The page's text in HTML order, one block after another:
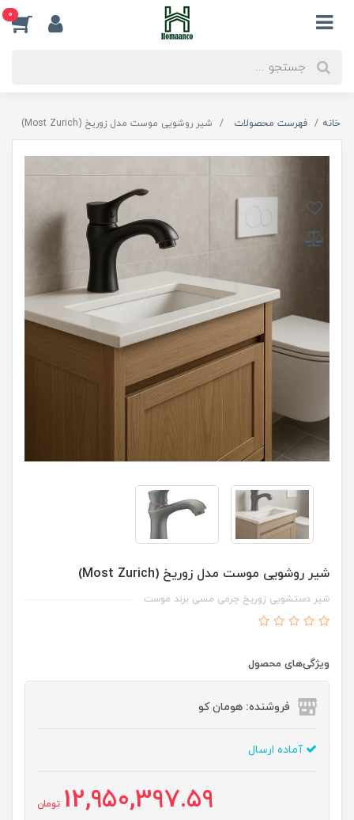
0
خانه فهرست محصولات شیر روشویی موست مدل زوریخ (Most Zurich)
شیر روشویی موست مدل زوریخ (Most Zurich)
شیر دستشویی زوریخ چرمی مسی برند موست
ویژگی‌های محصول
فروشنده: هومان کو
آماده ارسال
12,950,397.59 تومان